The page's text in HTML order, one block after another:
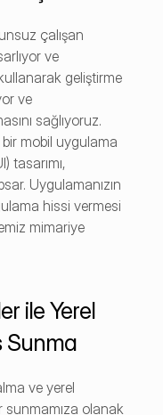
çalışan
ve
geliştirme
ve
sağlıyoruz.
bir mobil uygulama
tasarımı,
Uygulamanızın
hissi vermesi
mimariye
ile Yerel
Sunma
ve yerel
sunmamıza olanak